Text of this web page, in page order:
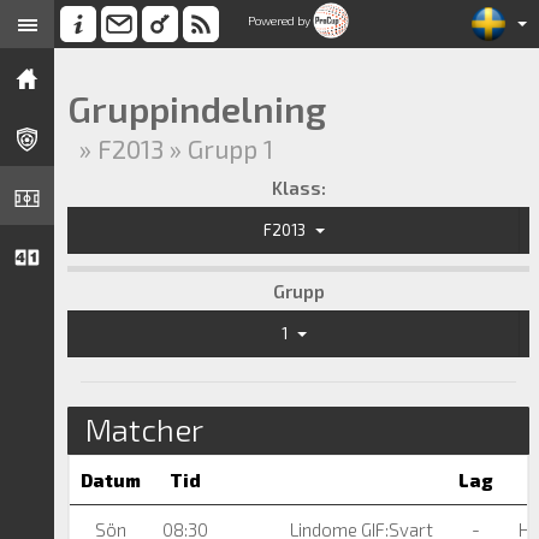
Powered by
Gruppindelning
» F2013 » Grupp 1
Klass:
F2013
Grupp
1
Matcher
Datum Tid Lag
Sön 08:30 Lindome GIF:Svart -